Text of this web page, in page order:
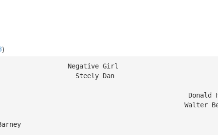
)
Negative Girl
Steely Dan
Bass